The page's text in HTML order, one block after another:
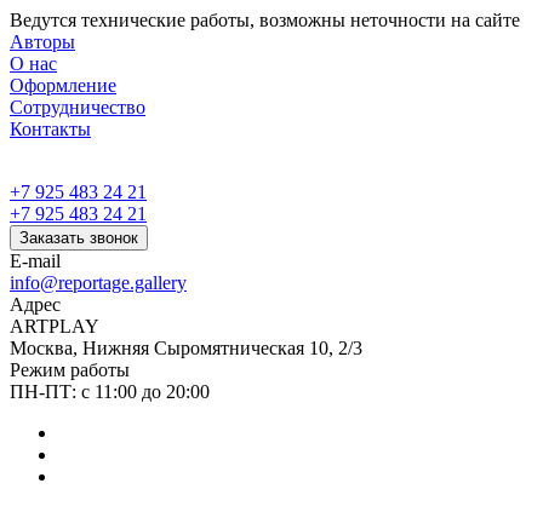
Ведутся технические работы, возможны неточности на сайте
Авторы
О нас
Оформление
Сотрудничество
Контакты
+7 925 483 24 21
+7 925 483 24 21
Заказать звонок
E-mail
info@reportage.gallery
Адрес
ARTPLAY
Москва, Нижняя Сыромятническая 10, 2/3
Режим работы
ПН-ПТ: с 11:00 до 20:00